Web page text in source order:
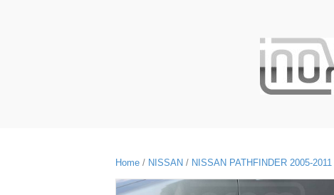
Home / NISSAN / NISSAN PATHFINDER 2005-2011